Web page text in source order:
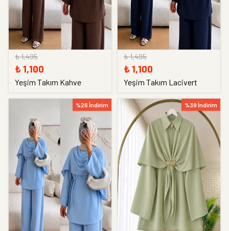
₺ 1,495
₺ 1,100
Yeşim Takım Kahve
₺ 1,495
₺ 1,100
Yeşim Takım Lacivert
%26 İndirim %39 İndirim